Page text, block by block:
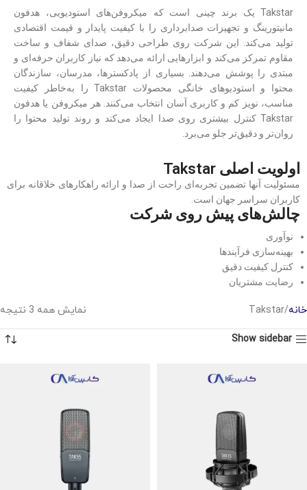
Takstar یک برند چینی است که میکروفن‌های استودیویی، هدفون
مانیتورینگ و تجهیزات صدابرداری را با کیفیت پایدار و قیمت اقتصادی
تولید می‌کند. این شرکت روی طراحی دقیق، صدای شفاف و ساخت
مقاوم تمرکز می‌کند و ابزارهایی ارائه می‌دهد که نیاز کاربران حرفه‌ای و
مبتدی را پوشش می‌دهند. بسیاری از پادکسترها، مدرسان، سازندگان
محتوا و استودیوهای خانگی محصولات Takstar را به‌خاطر کیفیت
مناسب، نویز کم و کاربری آسان انتخاب می‌کنند. هر میکروفن یا هدفون
Takstar کنترل بیشتری روی صدا ایجاد می‌کند و روند تولید محتوا را
روان‌تر و دقیق‌تر جلو می‌برد.
اولویت اصلی Takstar
مسئولیت آنها تضمین تجربه‌ای راحت از صدا و ارائه راهکارهای خلاقانه برای
کاربران سراسر جهان است.
چالش‌های پیش روی شرکت
نوآوری
بهینه‌سازی فرآیندها
کنترل کیفیت دقیق
رضایت مشتریان
خانه Takstar نمایش همه 3 نتیجه
Show sidebar